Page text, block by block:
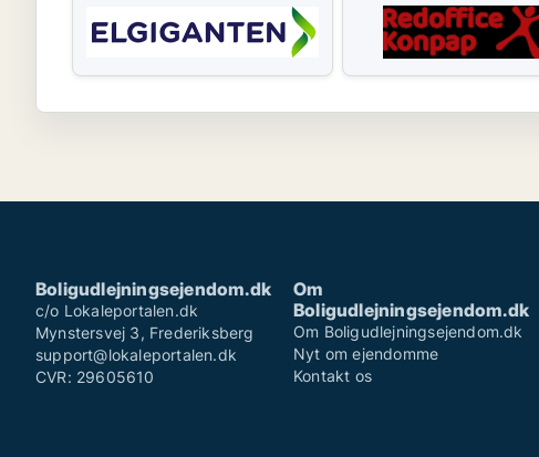
Boligudlejningsejendom.dk
c/o Lokaleportalen.dk
Mynstersvej 3, Frederiksberg
support@lokaleportalen.dk
CVR: 29605610
Om
Boligudlejningsejendom.dk
Om Boligudlejningsejendom.dk
Nyt om ejendomme
Kontakt os